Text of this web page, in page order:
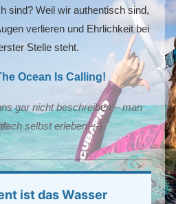
sind? Weil wir authentisch sind,
verlieren und Ehrlichkeit bei
Stelle steht.
Ocean Is Calling!
gar nicht beschreiben – man
selbst erleben! ;-)
ist das Wasser